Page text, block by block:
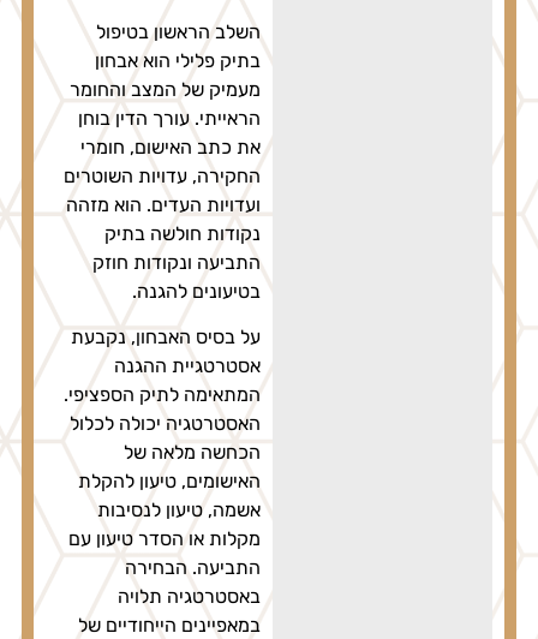
השלב הראשון בטיפול
בתיק פלילי הוא אבחון
מעמיק של המצב והחומר
הראייתי. עורך הדין בוחן
את כתב האישום, חומרי
החקירה, עדויות השוטרים
ועדויות העדים. הוא מזהה
נקודות חולשה בתיק
התביעה ונקודות חוזק
בטיעונים להגנה.
על בסיס האבחון, נקבעת
אסטרטגיית ההגנה
המתאימה לתיק הספציפי.
האסטרטגיה יכולה לכלול
הכחשה מלאה של
האישומים, טיעון להקלת
אשמה, טיעון לנסיבות
מקלות או הסדר טיעון עם
התביעה. הבחירה
באסטרטגיה תלויה
במאפיינים הייחודיים של